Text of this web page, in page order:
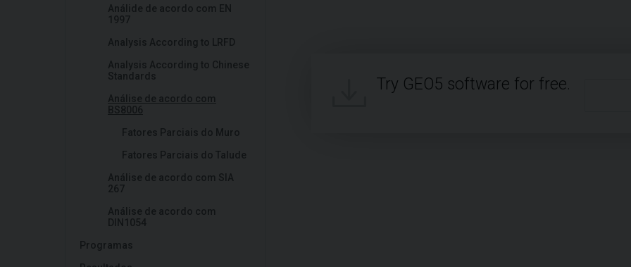
Análide de acordo com EN
1997
Analysis According to LRFD
Analysis According to Chinese
Standards
Análise de acordo com
BS8006
Fatores Parciais do Muro
Fatores Parciais do Talude
Análise de acordo com SIA
267
Análise de acordo com
DIN1054
Programas
Try GEO5 software for free.